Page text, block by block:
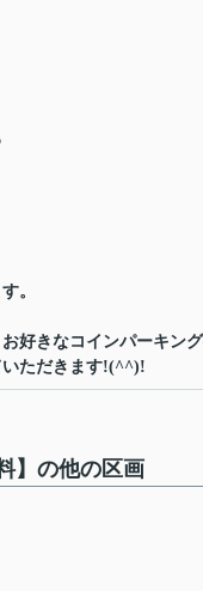
。
好きなコインパーキング
いただきます!(^^)!
】の他の区画